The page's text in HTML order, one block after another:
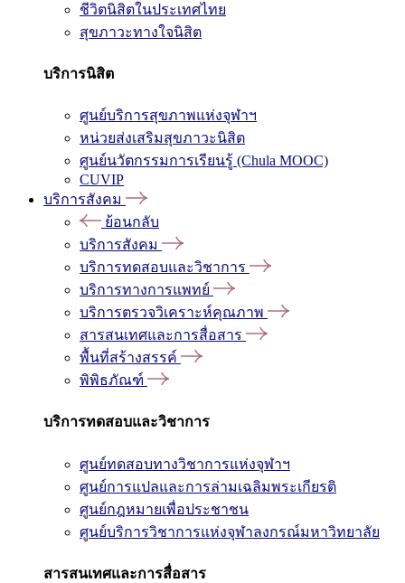
ชีวิตนิสิตในประเทศไทย
สุขภาวะทางใจนิสิต
บริการนิสิต
ศูนย์บริการสุขภาพแห่งจุฬาฯ
หน่วยส่งเสริมสุขภาวะนิสิต
ศูนย์นวัตกรรมการเรียนรู้ (Chula MOOC)
CUVIP
บริการสังคม
ย้อนกลับ
บริการสังคม
บริการทดสอบและวิชาการ
บริการทางการแพทย์
บริการตรวจวิเคราะห์คุณภาพ
สารสนเทศและการสื่อสาร
พื้นที่สร้างสรรค์
พิพิธภัณฑ์
บริการทดสอบและวิชาการ
ศูนย์ทดสอบทางวิชาการแห่งจุฬาฯ
ศูนย์การแปลและการล่ามเฉลิมพระเกียรติ
ศูนย์กฎหมายเพื่อประชาชน
ศูนย์บริการวิชาการแห่งจุฬาลงกรณ์มหาวิทยาลัย
สารสนเทศและการสื่อสาร